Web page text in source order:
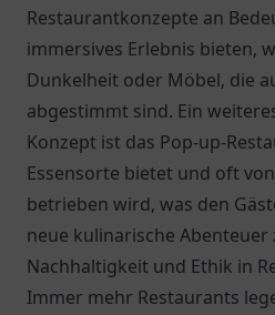
Restaurantkonzepte an
immersives Erlebnis bieten,
Dunkelheit oder Möbel, die
abgestimmt sind. Ein
Konzept ist das Pop-up-
Essensorte bietet und oft
betrieben wird, was den
neue kulinarische Abenteuer
Nachhaltigkeit und Ethik in
Immer mehr Restaurants